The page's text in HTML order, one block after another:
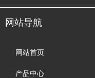
网站导航
网站首页
产品中心